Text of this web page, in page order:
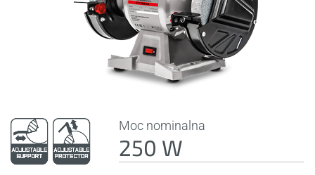
Moc nominalna
250 W